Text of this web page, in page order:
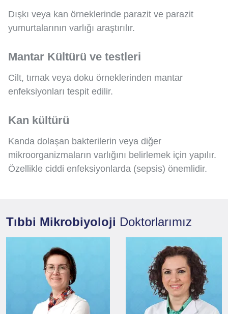
Dışkı veya kan örneklerinde parazit ve parazit
yumurtalarının varlığı araştırılır.
Mantar Kültürü ve testleri
Cilt, tırnak veya doku örneklerinden mantar
enfeksiyonları tespit edilir.
Kan kültürü
Kanda dolaşan bakterilerin veya diğer
mikroorganizmaların varlığını belirlemek için yapılır.
Özellikle ciddi enfeksiyonlarda (sepsis) önemlidir.
Tıbbi Mikrobiyoloji Doktorlarımız